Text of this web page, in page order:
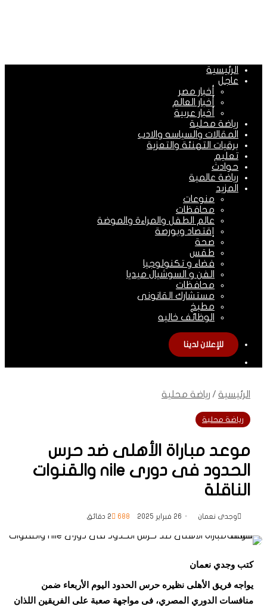
الرئيسية
عاجل
أخبار مصر
أخبار العالم
أخبار عربية
رياضة محلية
المقالات والسياسه والادب
برقيات التهنئة والتعزية
تعليم
حوادث
رياضة عالمية
المزيد
منوعات
محافظات
عالم الطفل والمراءة والموضة
إقتصاد وبورصة
صحة
طقس
فضاء و تكنولوجيا
الفن و السوشيال ميديا
محافظات
مستشارك القانونى
مطبخ
الوظائف خاليه
للإعلان لدينا
الرئيسية / رياضة محلية
رياضة محلية
موعد مباراة الأهلى ضد حرس
الحدود فى دورى nile والقنوات
الناقلة
وجدى نعمان 26 فبراير 2025 688 2 دقائق
كتب وجدي نعمان
يواجه فريق الأهلى نظيره حرس الحدود اليوم الأربعاء ضمن
منافسات الدوري المصري، فى مواجهة صعبة على الفريقين اللذان